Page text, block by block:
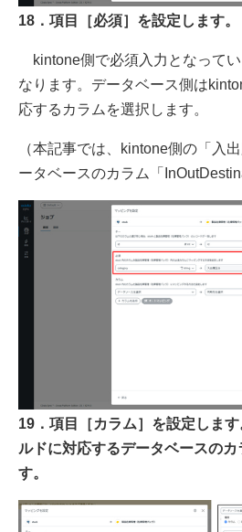
18．項目［必須］を設定します。
kintone側で必須入力となって
なります。データベース側は
応するカラムを選択します。
（本記事では、kintone側の「入
ータベースのカラム「
19．項目［カラム］を設定しま
ルドに対応するデータベースのカ
す。